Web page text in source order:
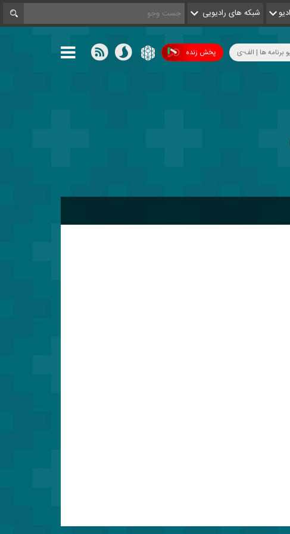
شبکه های رادیویی
پخش زنده برنامه ها | الف-ی